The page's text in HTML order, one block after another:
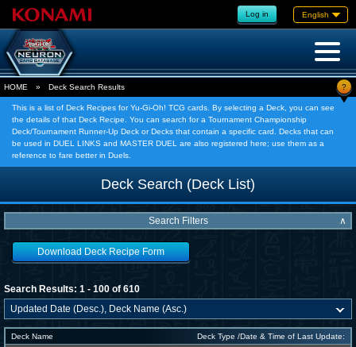
Log in English
HOME » Deck Search Results ?
This is a list of Deck Recipes for Yu-Gi-Oh! TCG cards. By selecting a Deck, you can see
the details of that Deck Recipe. You can search for a Tournament Championship
Deck/Tournament Runner-Up Deck or Decks that contain a specific card. Decks that can
be used in DUEL LINKS and MASTER DUEL are also registered here; use them as a
reference to fare better in Duels.
Deck Search (Deck List)
Search Filters ∧
Download Deck Recipe Form
Search Results: 1 - 100 of 610
Deck Name
Deck Type /Date & Time of Last Update: